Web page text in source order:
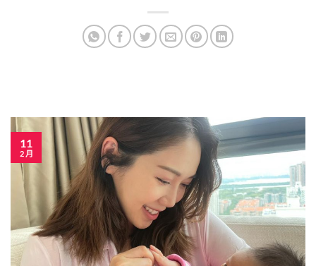
11
2 月